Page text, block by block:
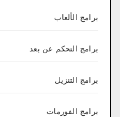
برامج الألعاب
برامج التحكم عن بعد
برامج التنزيل
برامج الفورمات